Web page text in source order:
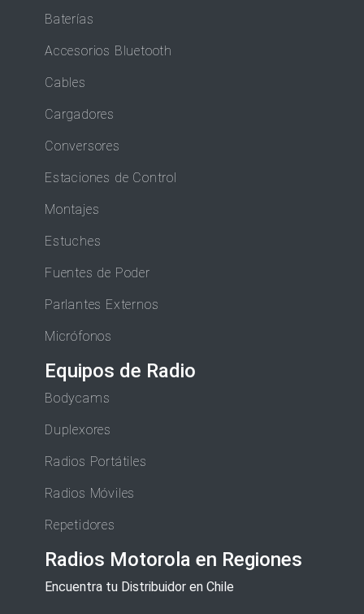
Baterías
Accesorios Bluetooth
Cables
Cargadores
Conversores
Estaciones de Control
Montajes
Estuches
Fuentes de Poder
Parlantes Externos
Micrófonos
Equipos de Radio
Bodycams
Duplexores
Radios Portátiles
Radios Móviles
Repetidores
Radios Motorola en Regiones
Encuentra tu Distribuidor en Chile